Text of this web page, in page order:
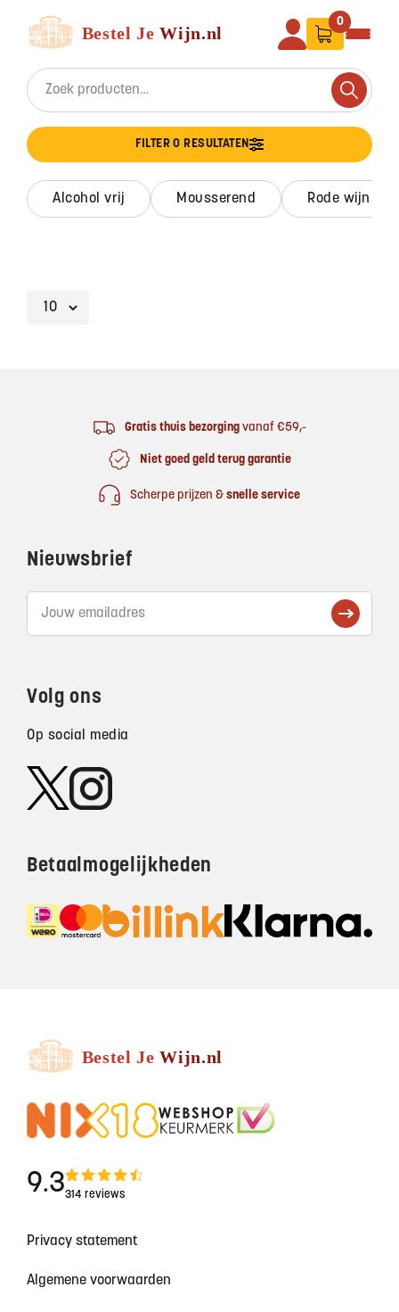
Search for:
Search
0
FILTER 0 RESULTATEN
alcohol vrij mousserend rode wijn
Gratis thuis bezorgingvanaf €59,-
Niet goed geld terug garantie
Scherpe prijzen & snelle service
Nieuwsbrief
Volg ons
Op social media
Betaalmogelijkheden
9.3314 reviews
Privacy statement
Algemene voorwaarden